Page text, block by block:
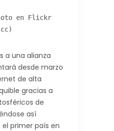
en Flickr
a una alianza
desde marzo
de alta
gracias a
de
así
primer país en